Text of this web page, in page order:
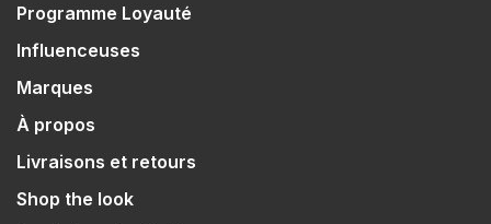
Programme Loyauté
Influenceuses
Marques
À propos
Livraisons et retours
Shop the look